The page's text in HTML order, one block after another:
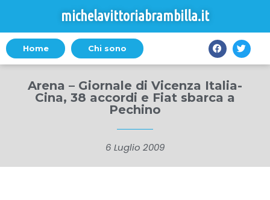
michelavittoriabrambilla.it
Home Chi sono
Arena – Giornale di Vicenza Italia-
Cina, 38 accordi e Fiat sbarca a
Pechino
6 Luglio 2009